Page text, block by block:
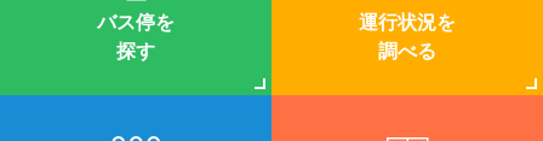
バス停を
探す
運行状況を
調べる